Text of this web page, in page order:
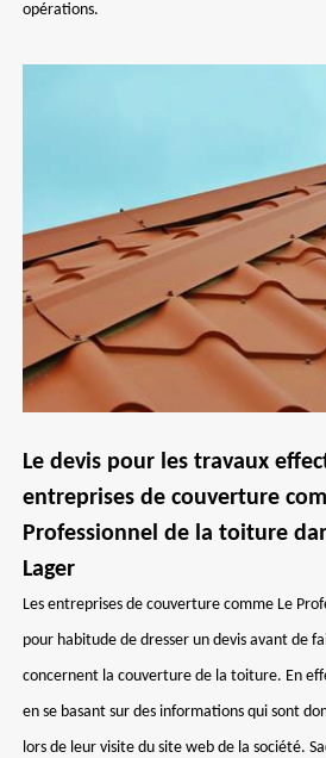
opérations.
Le devis pour les travaux
entreprises de couverture
Professionnel de la toiture
Lager
Les entreprises de couverture comme Le
pour habitude de dresser un devis avant de
concernent la couverture de la toiture. En
en se basant sur des informations qui sont
lors de leur visite du site web de la société.